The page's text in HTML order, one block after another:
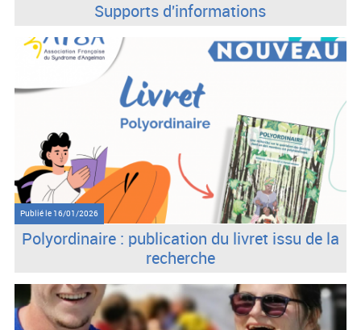
Supports d'informations
Publié le 16/01/2026
Polyordinaire : publication du livret issu de la
recherche